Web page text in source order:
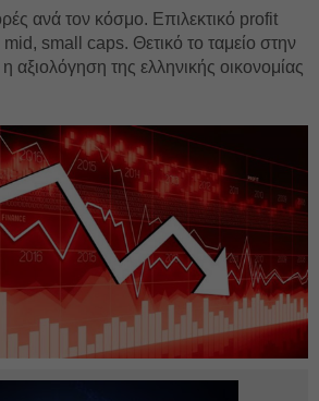
ανά τον κόσμο. Επιλεκτικό profit
small caps. Θετικό το ταμείο στην
της ελληνικής οικονομίας